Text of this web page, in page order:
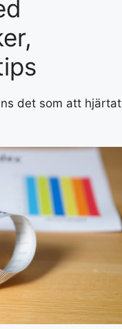
det som att hjärtat